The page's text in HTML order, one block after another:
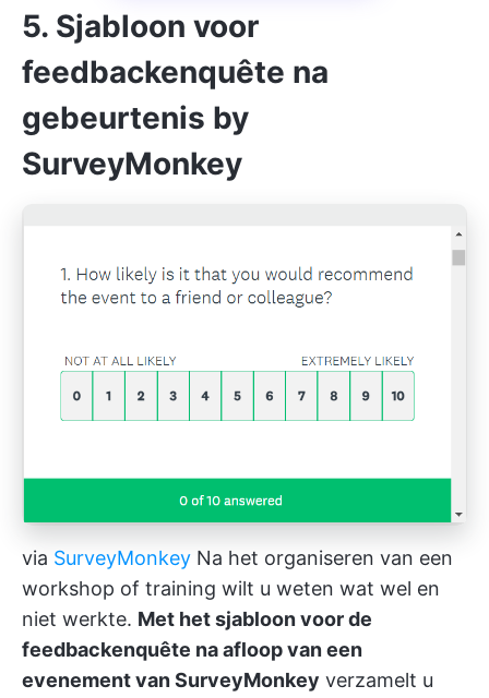
5. Sjabloon voor
feedbackenquête na
gebeurtenis by
SurveyMonkey
via SurveyMonkey Na het organiseren van een
workshop of training wilt u weten wat wel en
niet werkte. Met het sjabloon voor de
feedbackenquête na afloop van een
evenement van SurveyMonkey verzamelt u